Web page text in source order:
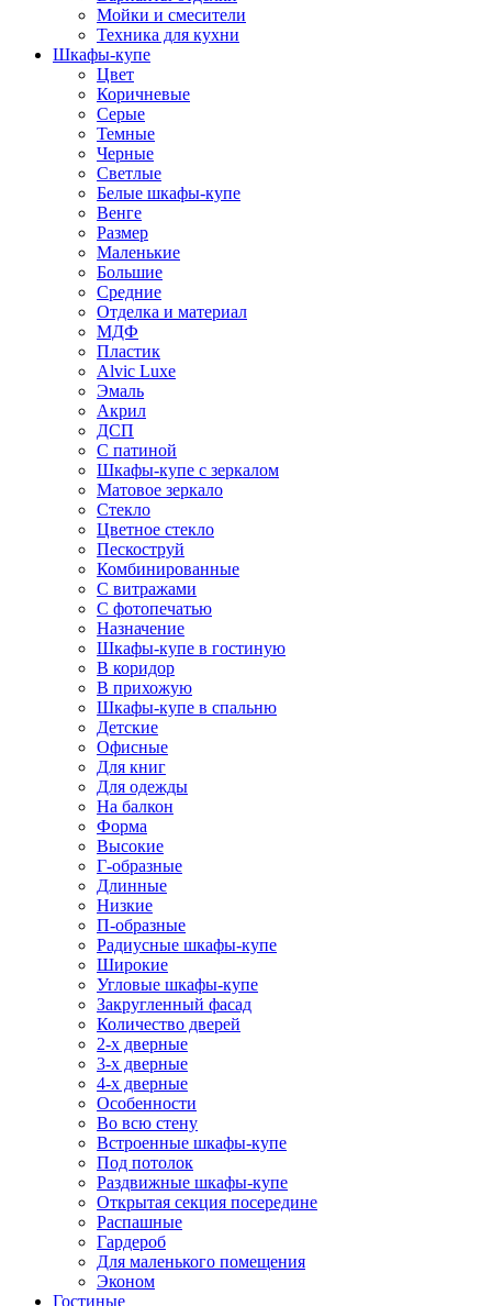
Мойки и смесители
Техника для кухни
Шкафы-купе
Цвет
Коричневые
Серые
Темные
Черные
Светлые
Белые шкафы-купе
Венге
Размер
Маленькие
Большие
Средние
Отделка и материал
МДФ
Пластик
Alvic Luxe
Эмаль
Акрил
ДСП
С патиной
Шкафы-купе с зеркалом
Матовое зеркало
Стекло
Цветное стекло
Пескоструй
Комбинированные
С витражами
С фотопечатью
Назначение
Шкафы-купе в гостиную
В коридор
В прихожую
Шкафы-купе в спальню
Детские
Офисные
Для книг
Для одежды
На балкон
Форма
Высокие
Г-образные
Длинные
Низкие
П-образные
Радиусные шкафы-купе
Широкие
Угловые шкафы-купе
Закругленный фасад
Количество дверей
2-х дверные
3-х дверные
4-х дверные
Особенности
Во всю стену
Встроенные шкафы-купе
Под потолок
Раздвижные шкафы-купе
Открытая секция посередине
Распашные
Гардероб
Для маленького помещения
Эконом
Гостиные